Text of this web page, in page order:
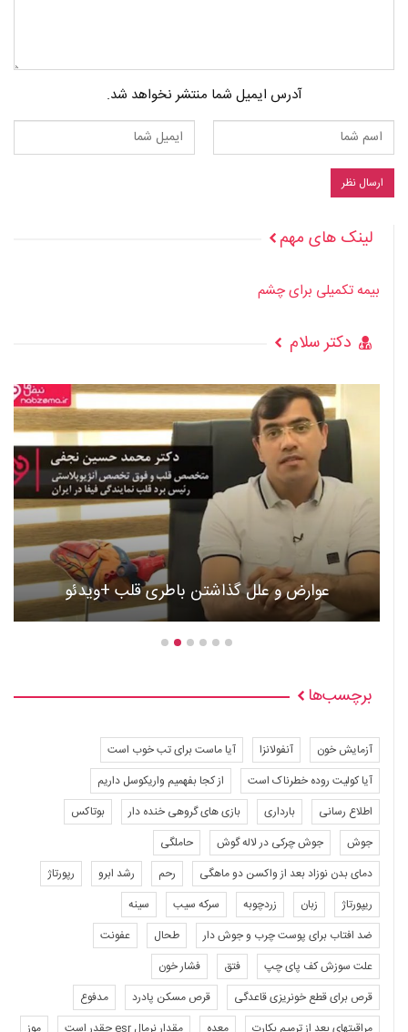
آدرس ایمیل شما منتشر نخواهد شد.
لینک های مهم
بیمه تکمیلی برای چشم
دکتر سلام
عوارض و علل گذاشتن باطری قلب +ویدئو
برچسب‌ها
آزمایش خون آنفولانزا
آیا ماست برای تب خوب است
آیا کولیت روده خطرناک است
از کجا بفهمیم واریکوسل داریم
اطلاع رسانی
بارداری بازی های گروهی خنده دار
بوتاکس
جوش
جوش چرکی در لاله گوش
حاملگی
دمای بدن نوزاد بعد از واکسن دو ماهگی
رحم رشد ابرو
رپورتاژ
ریپورتاژ
زبان زردچوبه سرکه سیب
سینه
ضد افتاب برای پوست چرب و جوش دار
طحال
عفونت
علت سوزش کف پای چپ
فتق
فشار خون
قرص برای قطع خونریزی قاعدگی
قرص مسکن پادرد
مدفوع